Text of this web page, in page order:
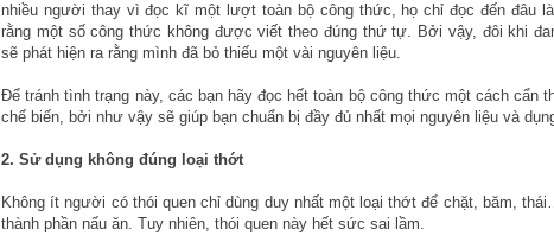
nhiều người thay vì đọc kĩ một lượt toàn bộ công thức, họ chỉ đọc đến đâu
rằng một số công thức không được viết theo đúng thứ tự. Bởi vậy, đôi khi
sẽ phát hiện ra rằng mình đã bỏ thiếu một vài nguyên liệu.
Để tránh tình trạng này, các bạn hãy đọc hết toàn bộ công thức một cách cẩn
chế biến, bởi như vậy sẽ giúp bạn chuẩn bị đầy đủ nhất mọi nguyên liệu và
2. Sử dụng không đúng loại thớt
Không ít người có thói quen chỉ dùng duy nhất một loại thớt để chặt, băm,
thành phần nấu ăn. Tuy nhiên, thói quen này hết sức sai lầm.